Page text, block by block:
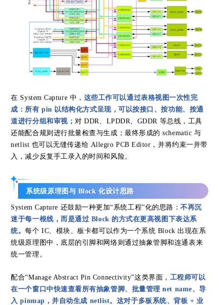
在 System Capture 中， 这些工作可以通过表格视图一次性完
成：所有 pin 以结构化方式呈现，可以按接口、按功能、按通
道进行分组和审视； 对 DDR、LPDDR、GDDR 等总线，工具
还能配合规则进行批量检查与生成；最终形成的 schematic 与
netlist 也可以无缝传递给 Allegro PCB Editor，并将约束一并带
入，减少反复手工录入的时间和风险。
系统级原理图与 Block 化设计思路
System Capture 还鼓励一种更加“系统工程”化的思路：不再沉
迷于每一根线，而是通过 Block 的方式在更高视图下表达系
统。每个 IC、模块、板卡都可以作为一个系统 Block 出现在系
统级原理图中，底层的引脚和网络则通过抽象管脚和连通表来
统一管理。
配合“Manage Abstract Pin Connectivity”这类界面， 工程师可以
在一个窗口中快速查看所有抽象管脚、批量管理 net name、导
入 pinmap，并自动生成 netlist。这对于多板系统、背板 + 业